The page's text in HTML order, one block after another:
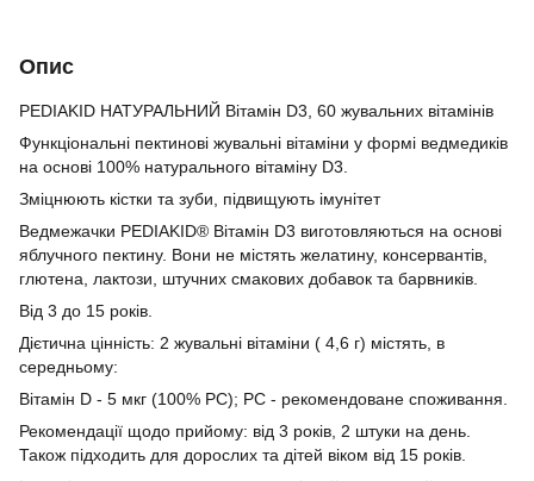
Опис
PEDIAKID НАТУРАЛЬНИЙ Вітамін D3, 60 жувальних вітамінів
Функціональні пектинові жувальні вітаміни у формі ведмедиків
на основі 100% натурального вітаміну D3.
Зміцнюють кістки та зуби, підвищують імунітет
Ведмежачки PEDIAKID® Вітамін D3 виготовляються на основі
яблучного пектину. Вони не містять желатину, консервантів,
глютена, лактози, штучних смакових добавок та барвників.
Від 3 до 15 років.
Дієтична цінність: 2 жувальні вітаміни ( 4,6 г) містять, в
середньому:
Вітамін D - 5 мкг (100% РС); РС - рекомендоване споживання.
Рекомендації щодо прийому: від 3 років, 2 штуки на день.
Також підходить для дорослих та дітей віком від 15 років.